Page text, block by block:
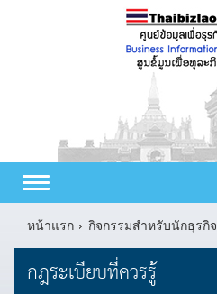
Toggle
navigation
หน้าแรก
กิจกรรมสำหรับนักธุรกิจ
กฎระเบียบที่ควรรู้